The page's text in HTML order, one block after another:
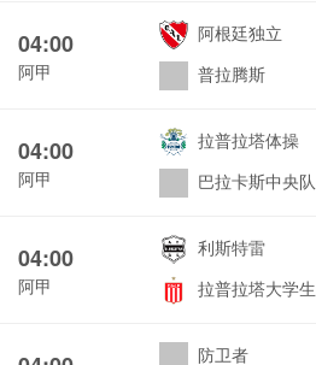
04:00
阿甲
阿根廷独立
普拉腾斯
04:00
阿甲
拉普拉塔体操
巴拉卡斯中央队
04:00
阿甲
利斯特雷
拉普拉塔大学生
防卫者